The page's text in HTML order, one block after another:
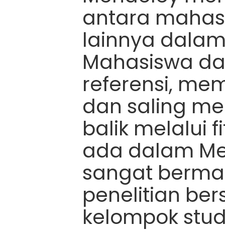
antara
lainnya
Mahasiswa
referensi,
dan saling
balik melalui
ada dalam
sangat
penelitian
kelompok